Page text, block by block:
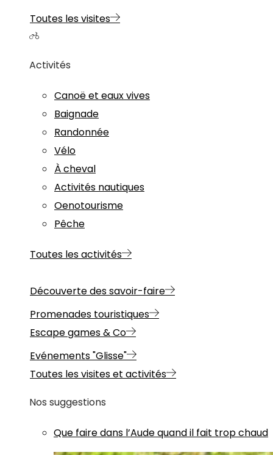
Toutes les visites
Activités
Canoë et eaux vives
Baignade
Randonnée
Vélo
À cheval
Activités nautiques
Oenotourisme
Pêche
Toutes les activités
Découverte des savoir-faire
Promenades touristiques
Escape games & Co
Evénements "Glisse"
Toutes les visites et activités
Nos suggestions
Que faire dans l’Aude quand il fait trop chaud